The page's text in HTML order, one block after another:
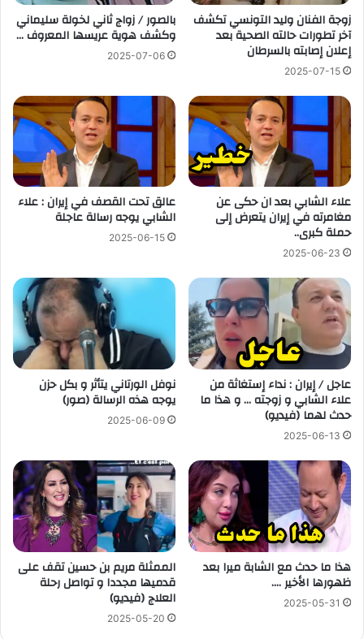
زوجة الفنان وليد التونسي تكشف
آخر تطورات حالته الصحية بعد
إعلان إصابته بالسرطان
2025-07-15
بالصور / زواج ثاني لخولة سليماني
وكشف هوية عريسها المعروف …
2025-07-06
علاء الشابي بعد ان حكى عن
مغامرته في إيران يتعرض إلى
حملة كبرى..
2025-06-23
عالق تحت القصف في إيران : علاء
الشابي يوجه رسالة عاجلة
2025-06-15
عاجل / إيران : نداء إستغاثة من
علاء الشابي و زوجته … و هذا ما
حدث لهما (فيديو)
2025-06-13
نوفل الورتاني يتأثر و بكل حزن
يوجه هذه الرسالة (صور)
2025-06-09
هذا ما حدث مع الشابة ميرا بعد
ظهورها الأخير ….
2025-05-31
الممثلة مريم بن حسين تقف على
قدميها مجددا و تواصل رحلة
العلاج (فيديو)
2025-05-20